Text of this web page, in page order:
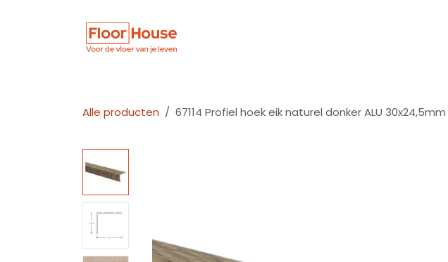
Alle producten 67114 Profiel hoek eik naturel donker ALU